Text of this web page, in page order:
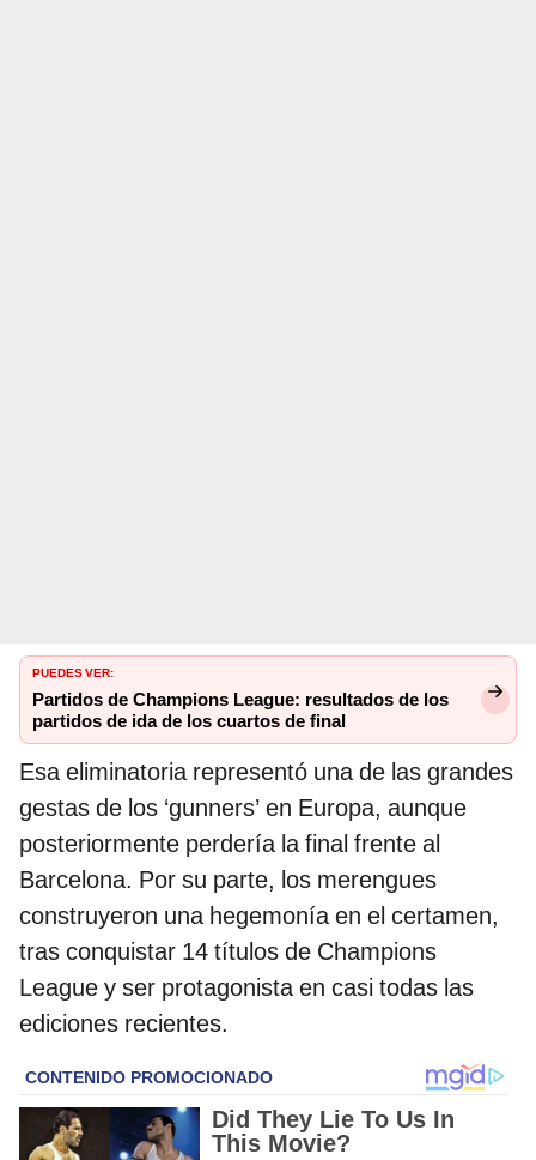
PUEDES VER:
Partidos de Champions League: resultados de los
partidos de ida de los cuartos de final
Esa eliminatoria representó una de las grandes
gestas de los ‘gunners’ en Europa, aunque
posteriormente perdería la final frente al
Barcelona. Por su parte, los merengues
construyeron una hegemonía en el certamen,
tras conquistar 14 títulos de Champions
League y ser protagonista en casi todas las
ediciones recientes.